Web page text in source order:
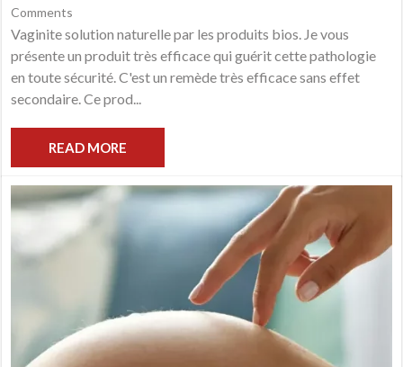
Comments
Vaginite solution naturelle par les produits bios. Je vous
présente un produit très efficace qui guérit cette pathologie
en toute sécurité. C'est un remède très efficace sans effet
secondaire. Ce prod...
READ MORE